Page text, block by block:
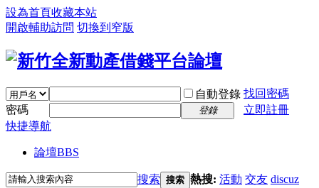
設為首頁收藏本站
開啟輔助訪問 切換到窄版
自動登錄 找回密碼
密碼
登錄
立即註冊
快捷導航
論壇BBS
搜索 搜索 熱搜: 活動 交友 discuz